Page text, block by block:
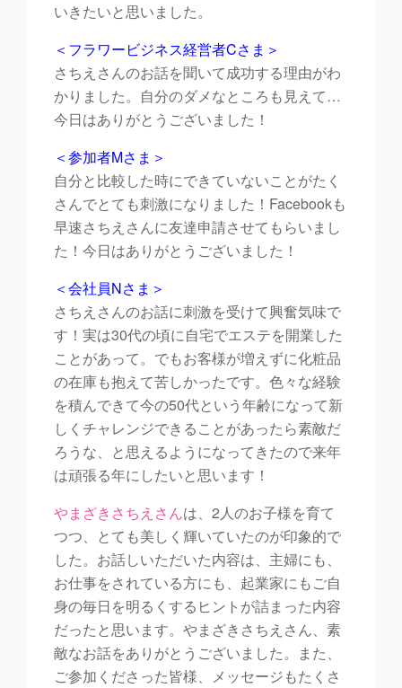
いきたいと思いました。
＜フラワービジネス経営者Cさま＞
さちえさんのお話を聞いて成功する理由がわ
かりました。自分のダメなところも見えて…
今日はありがとうございました！
＜参加者Mさま＞
自分と比較した時にできていないことがたく
さんでとても刺激になりました！Facebookも
早速さちえさんに友達申請させてもらいまし
た！今日はありがとうございました！
＜会社員Nさま＞
さちえさんのお話に刺激を受けて興奮気味で
す！実は30代の頃に自宅でエステを開業した
ことがあって。でもお客様が増えずに化粧品
の在庫も抱えて苦しかったです。色々な経験
を積んできて今の50代という年齢になって新
しくチャレンジできることがあったら素敵だ
ろうな、と思えるようになってきたので来年
は頑張る年にしたいと思います！
やまざきさちえさんは、2人のお子様を育て
つつ、とても美しく輝いていたのが印象的で
した。お話しいただいた内容は、主婦にも、
お仕事をされている方にも、起業家にもご自
身の毎日を明るくするヒントが詰まった内容
だったと思います。やまざきさちえさん、素
敵なお話をありがとうございました。また、
ご参加くださった皆様、メッセージもたくさ